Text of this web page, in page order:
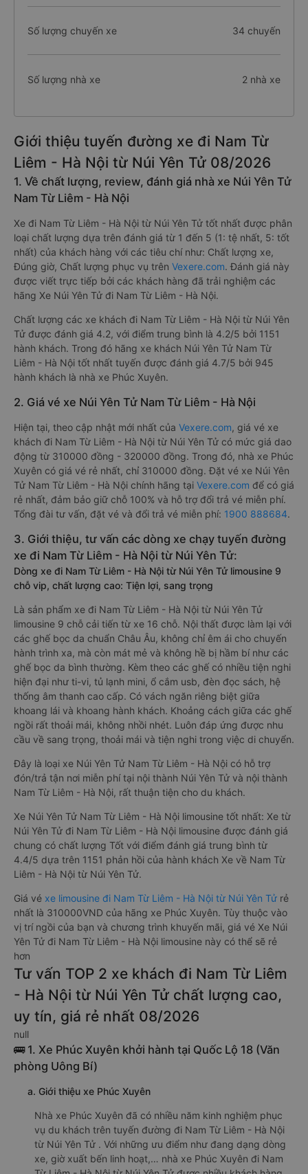
Số lượng chuyến xe 34 chuyến
Số lượng nhà xe 2 nhà xe
Giới thiệu tuyến đường xe đi Nam Từ
Liêm - Hà Nội từ Núi Yên Tử 08/2026
1. Về chất lượng, review, đánh giá nhà xe Núi Yên Tử
Nam Từ Liêm - Hà Nội
Xe đi Nam Từ Liêm - Hà Nội từ Núi Yên Tử tốt nhất được phân
loại chất lượng dựa trên đánh giá từ 1 đến 5 (1: tệ nhất, 5: tốt
nhất) của khách hàng với các tiêu chí như: Chất lượng xe,
Đúng giờ, Chất lượng phục vụ trên Vexere.com. Đánh giá này
được viết trực tiếp bởi các khách hàng đã trải nghiệm các
hãng Xe Núi Yên Tử đi Nam Từ Liêm - Hà Nội.
Chất lượng các xe khách đi Nam Từ Liêm - Hà Nội từ Núi Yên
Tử được đánh giá 4.2, với điểm trung bình là 4.2/5 bởi 1151
hành khách. Trong đó hãng xe khách Núi Yên Tử Nam Từ
Liêm - Hà Nội tốt nhất tuyến được đánh giá 4.7/5 bởi 945
hành khách là nhà xe Phúc Xuyên.
2. Giá vé xe Núi Yên Tử Nam Từ Liêm - Hà Nội
Hiện tại, theo cập nhật mới nhất của Vexere.com, giá vé xe
khách đi Nam Từ Liêm - Hà Nội từ Núi Yên Tử có mức giá dao
động từ 310000 đồng - 320000 đồng. Trong đó, nhà xe Phúc
Xuyên có giá vé rẻ nhất, chỉ 310000 đồng. Đặt vé xe Núi Yên
Tử Nam Từ Liêm - Hà Nội chính hãng tại Vexere.com để có giá
rẻ nhất, đảm bảo giữ chỗ 100% và hỗ trợ đổi trả vé miễn phí.
Tổng đài tư vấn, đặt vé và đổi trả vé miễn phí: 1900 888684.
3. Giới thiệu, tư vấn các dòng xe chạy tuyến đường
xe đi Nam Từ Liêm - Hà Nội từ Núi Yên Tử:
Dòng xe đi Nam Từ Liêm - Hà Nội từ Núi Yên Tử limousine 9
chỗ vip, chất lượng cao: Tiện lợi, sang trọng
Là sản phẩm xe đi Nam Từ Liêm - Hà Nội từ Núi Yên Tử
limousine 9 chỗ cải tiến từ xe 16 chỗ. Nội thất được làm lại với
các ghế bọc da chuẩn Châu Âu, không chỉ êm ái cho chuyến
hành trình xa, mà còn mát mẻ và không hề bị hầm bí như các
ghế bọc da bình thường. Kèm theo các ghế có nhiều tiện nghi
hiện đại như ti-vi, tủ lạnh mini, ổ cắm usb, đèn đọc sách, hệ
thống âm thanh cao cấp. Có vách ngăn riêng biệt giữa
khoang lái và khoang hành khách. Khoảng cách giữa các ghế
ngồi rất thoải mái, không nhồi nhét. Luôn đáp ứng được nhu
cầu về sang trọng, thoải mái và tiện nghi trong việc di chuyển.
Đây là loại xe Núi Yên Tử Nam Từ Liêm - Hà Nội có hỗ trợ
đón/trả tận nơi miễn phí tại nội thành Núi Yên Tử và nội thành
Nam Từ Liêm - Hà Nội, rất thuận tiện cho du khách.
Xe Núi Yên Tử Nam Từ Liêm - Hà Nội limousine tốt nhất: Xe từ
Núi Yên Tử đi Nam Từ Liêm - Hà Nội limousine được đánh giá
chung có chất lượng Tốt với điểm đánh giá trung bình từ
4.4/5 dựa trên 1151 phản hồi của hành khách Xe về Nam Từ
Liêm - Hà Nội từ Núi Yên Tử.
Giá vé xe limousine đi Nam Từ Liêm - Hà Nội từ Núi Yên Tử rẻ
nhất là 310000VND của hãng xe Phúc Xuyên. Tùy thuộc vào
vị trí ngồi của bạn và chương trình khuyến mãi, giá vé Xe Núi
Yên Tử đi Nam Từ Liêm - Hà Nội limousine này có thể sẽ rẻ
hơn
Tư vấn TOP 2 xe khách đi Nam Từ Liêm
- Hà Nội từ Núi Yên Tử chất lượng cao,
uy tín, giá rẻ nhất 08/2026
null
🚌 1. Xe Phúc Xuyên khởi hành tại Quốc Lộ 18 (Văn
phòng Uông Bí)
a. Giới thiệu xe Phúc Xuyên
Nhà xe Phúc Xuyên đã có nhiều năm kinh nghiệm phục
vụ du khách trên tuyến đường đi Nam Từ Liêm - Hà Nội
từ Núi Yên Tử . Với những ưu điểm như đang dạng dòng
xe, giờ xuất bến linh hoạt,… nhà xe Phúc Xuyên đi Nam